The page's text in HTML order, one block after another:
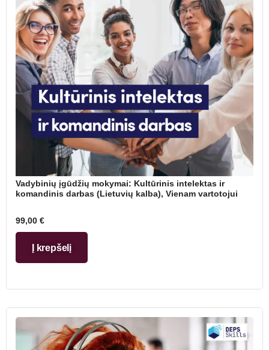
Vadybinių įgūdžių mokymai: Kultūrinis intelektas ir
komandinis darbas (Lietuvių kalba), Vienam vartotojui
99,00 €
Į krepšelį